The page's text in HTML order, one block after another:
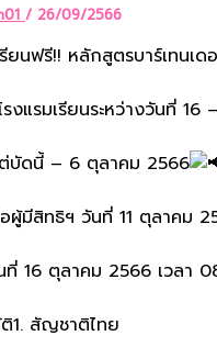
/ 26/09/2566
ยนฟรี!! หลักสูตรบาร์เทนเ
รงแรมเรียนระหว่างวันที่
บัดนี้ – 6 ตุลาคม 2566
อผู้มีสิทธิฯ วันที่ 11 ตุลาคม
ที่ 16 ตุลาคม 2566 เวลา
1. สัญชาติไทย